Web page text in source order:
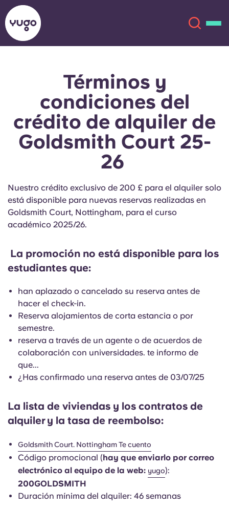
Ubicaciones
Más
Cuenta Idioma
Chinese
Español
Català
Deutsch
Italian
Portuguese
Elige una ciudad
Iniciar sesión
English (GB)
English (US)
Chinese
Italian French
Portuguese
Términos y
condiciones del
crédito de alquiler de
Goldsmith Court 25-
26
Nuestro crédito exclusivo de 200 £ para el alquiler solo
está disponible para nuevas reservas realizadas en
Goldsmith Court, Nottingham, para el curso
académico 2025/26.
La promoción no está disponible para los
estudiantes que:
han aplazado o cancelado su reserva antes de
hacer el check-in.
Reserva alojamientos de corta estancia o por
semestre.
reserva a través de un agente o de acuerdos de
colaboración con universidades. te informo de
que...
¿Has confirmado una reserva antes de 03/07/25
La lista de viviendas y los contratos de
alquilery la tasa de reembolso:
Goldsmith Court. Nottingham Te cuento
Código promocional (hay que enviarlo por correo
electrónico al equipo de la web: yugo):
200GOLDSMITH
Duración mínima del alquiler: 46 semanas